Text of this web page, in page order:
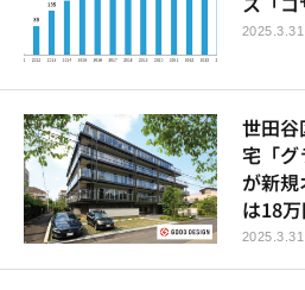
世田谷
宅「グ
が新
は18